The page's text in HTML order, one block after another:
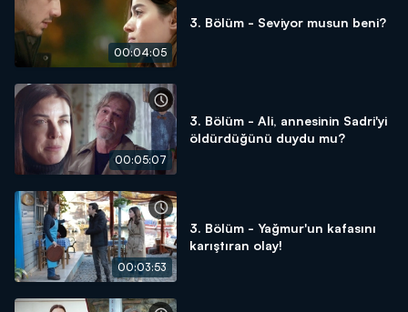
00:04:05
3. Bölüm - Seviyor musun beni?
00:05:07
3. Bölüm - Ali, annesinin Sadri'yi
öldürdüğünü duydu mu?
00:03:53
3. Bölüm - Yağmur'un kafasını
karıştıran olay!